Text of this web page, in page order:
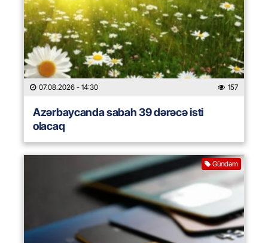
07.08.2026 - 14:30 157
Azərbaycanda sabah 39 dərəcə isti
olacaq
Gündəm